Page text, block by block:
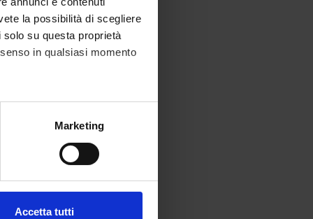
la possibilità di scegliere
su questa proprietà
in qualsiasi momento
metro,Marketing
Accetta tutti